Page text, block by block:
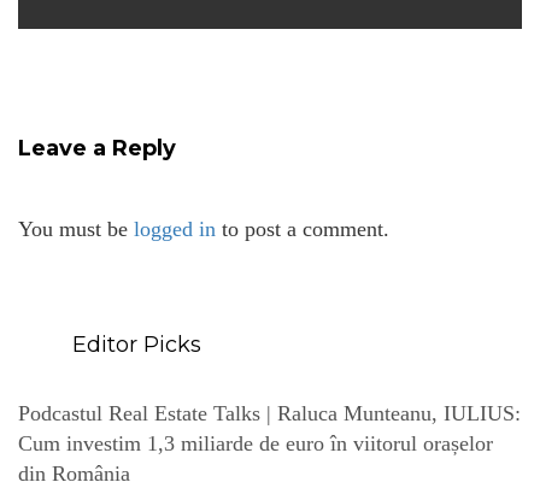
Leave a Reply
You must be logged in to post a comment.
Editor Picks
Podcastul Real Estate Talks | Raluca Munteanu, IULIUS:
Cum investim 1,3 miliarde de euro în viitorul orașelor
din România